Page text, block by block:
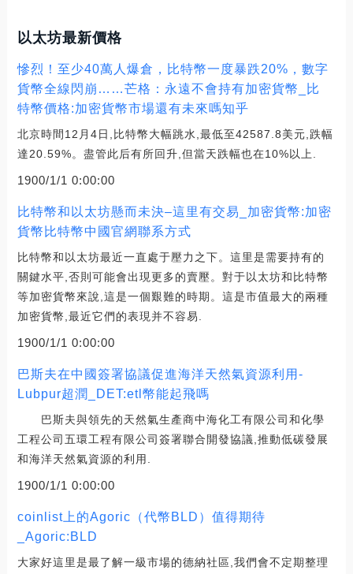
以太坊最新價格
慘烈！至少40萬人爆倉，比特幣一度暴跌20%，數字
貨幣全線閃崩……芒格：永遠不會持有加密貨幣_比
特幣價格:加密貨幣市場還有未來嗎知乎
北京時間12月4日,比特幣大幅跳水,最低至42587.8美元,跌幅
達20.59%。盡管此后有所回升,但當天跌幅也在10%以上.
1900/1/1 0:00:00
比特幣和以太坊懸而未決–這里有交易_加密貨幣:加密
貨幣比特幣中國官網聯系方式
比特幣和以太坊最近一直處于壓力之下。這里是需要持有的
關鍵水平,否則可能會出現更多的賣壓。對于以太坊和比特幣
等加密貨幣來說,這是一個艱難的時期。這是市值最大的兩種
加密貨幣,最近它們的表現并不容易.
1900/1/1 0:00:00
巴斯夫在中國簽署協議促進海洋天然氣資源利用-
Lubpur超潤_DET:etl幣能起飛嗎
巴斯夫與領先的天然氣生產商中海化工有限公司和化學
工程公司五環工程有限公司簽署聯合開發協議,推動低碳發展
和海洋天然氣資源的利用.
1900/1/1 0:00:00
coinlist上的Agoric（代幣BLD）值得期待
_Agoric:BLD
大家好這里是最了解一級市場的德納社區,我們會不定期整理